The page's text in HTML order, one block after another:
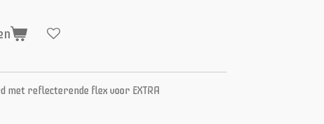
met reflecterende flex voor EXTRA